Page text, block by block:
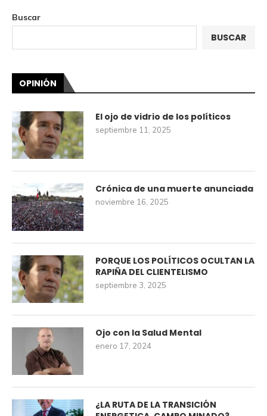
Buscar
BUSCAR
OPINIÓN
El ojo de vidrio de los políticos
septiembre 11, 2025
Crónica de una muerte anunciada
noviembre 16, 2025
PORQUE LOS POLÍTICOS OCULTAN LA
RAPIÑA DEL CLIENTELISMO
septiembre 3, 2025
Ojo con la Salud Mental
enero 17, 2024
¿LA RUTA DE LA TRANSICIÓN